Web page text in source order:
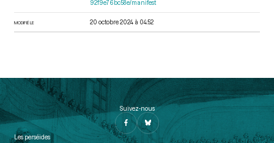
92f9e76bc58e/manifest
MODIFIÉ LE 20 octobre 2024 à 04:52
Suivez-nous
Les perséides